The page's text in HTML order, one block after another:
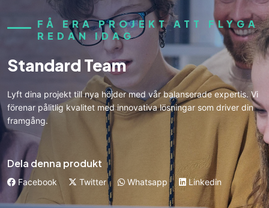
FÅ ERA PROJEKT ATT FLYGA
REDAN IDAG
Standard Team
Lyft dina projekt till nya höjder med vår balanserade expertis. Vi
förenar pålitlig kvalitet med innovativa lösningar som driver din
framgång.
Dela denna produkt
Facebook Twitter Whatsapp Linkedin